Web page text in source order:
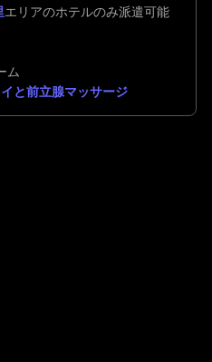
エリアのホテルのみ派遣可能
ム
と前立腺マッサージ